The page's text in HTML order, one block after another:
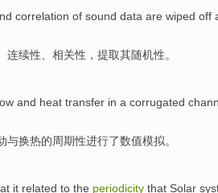
correlation of sound data are wiped off
连续性 相关性 ， 提取其随机性。
and heat transfer in a corrugated
与换热的周期性进行了数值模拟。
it related to the periodicity that Solar